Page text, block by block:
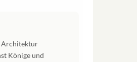
Architektur
Könige und